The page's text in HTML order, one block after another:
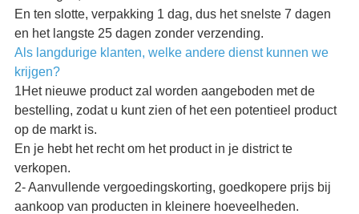
En ten slotte, verpakking 1 dag, dus het snelste 7 dagen
en het langste 25 dagen zonder verzending.
Als langdurige klanten, welke andere dienst kunnen we
krijgen?
1Het nieuwe product zal worden aangeboden met de
bestelling, zodat u kunt zien of het een potentieel product
op de markt is.
En je hebt het recht om het product in je district te
verkopen.
2- Aanvullende vergoedingskorting, goedkopere prijs bij
aankoop van producten in kleinere hoeveelheden.